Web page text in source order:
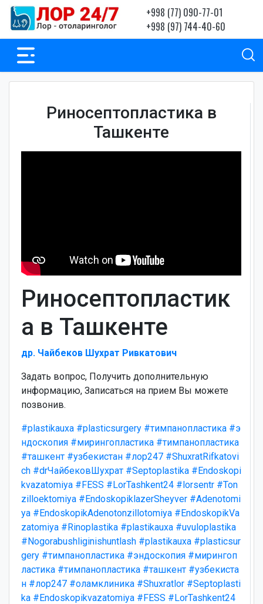
+998 (77) 090-77-01
+998 (97) 744-40-60
Риносептопластика в
Ташкенте
Риносептопластик
а в Ташкенте
др. Чайбеков Шухрат Ривкатович
Задать вопрос, Получить дополнительную
информацию, Записаться на прием Вы можете
позвонив.
#plastikauxa #plasticsurgery #тимпанопластика #э
ндоскопия #мирингопластика #тимпанопластика
#ташкент #узбекистан #лор247 #ShuxratRifkatovi
ch #drЧайбековШухрат #Septoplastika #Endoskopi
kvazatomiya #FESS #LorTashkent24 #lorsentr #Ton
zilloektomiya #EndoskopiklazerSheyver #Adenotomi
ya #EndoskopikAdenotonzillotomiya #EndoskopikVa
zatomiya #Rinoplastika #plastikauxa #uvuloplastika
#Nogorabushliginishuntlash #plastikauxa #plasticsur
gery #тимпанопластика #эндоскопия #мирингоп
ластика #тимпанопластика #ташкент #узбекиста
н #лор247 #оламклиника #Shuxratlor #Septoplasti
ka #Endoskopikvazatomiya #FESS #LorTashkent24